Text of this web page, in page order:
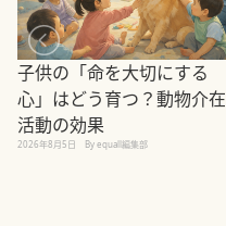
子供の「命を大切にする
心」はどう育つ？動物介在
活動の効果
2026年8月5日 By equall編集部